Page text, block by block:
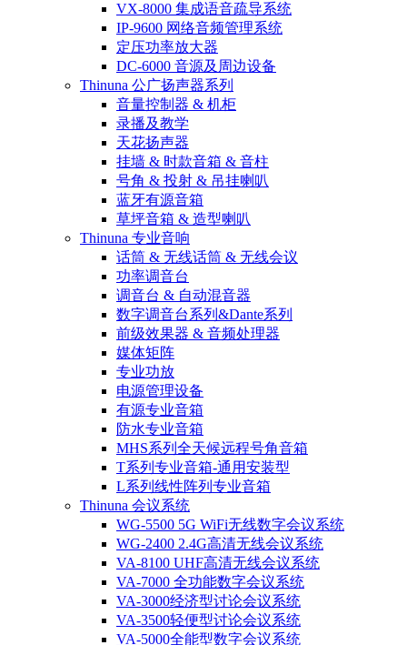
VX-8000 集成语音疏导系统
IP-9600 网络音频管理系统
定压功率放大器
DC-6000 音源及周边设备
Thinuna 公广扬声器系列
音量控制器 & 机柜
录播及教学
天花扬声器
挂墙 & 时款音箱 & 音柱
号角 & 投射 & 吊挂喇叭
蓝牙有源音箱
草坪音箱 & 造型喇叭
Thinuna 专业音响
话筒 & 无线话筒 & 无线会议
功率调音台
调音台 & 自动混音器
数字调音台系列&Dante系列
前级效果器 & 音频处理器
媒体矩阵
专业功放
电源管理设备
有源专业音箱
防水专业音箱
MHS系列全天候远程号角音箱
T系列专业音箱-通用安装型
L系列线性阵列专业音箱
Thinuna 会议系统
WG-5500 5G WiFi无线数字会议系统
WG-2400 2.4G高清无线会议系统
VA-8100 UHF高清无线会议系统
VA-7000 全功能数字会议系统
VA-3000经济型讨论会议系统
VA-3500轻便型讨论会议系统
VA-5000全能型数字会议系统